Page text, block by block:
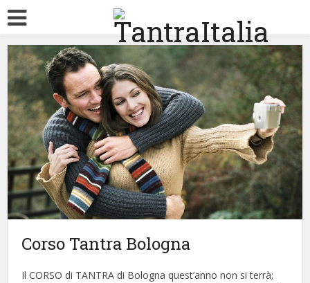
Home
Chi
siamo
Corso
Tantra
Seminari
Tantra
Amore
Sessualità
Tecniche
Tantra
Contatti
Corso Tantra Bologna
Il CORSO di TANTRA di Bologna quest’anno non si terrà;